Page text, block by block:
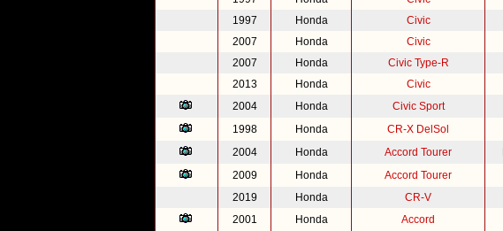
1997 Honda Civic
2007 Honda Civic
2007 Honda Civic Type-R
2013 Honda Civic
2004 Honda Civic Sport
1998 Honda CR-X DelSol
2004 Honda Accord Tourer
2009 Honda Accord Tourer
2019 Honda CR-V
2001 Honda Accord